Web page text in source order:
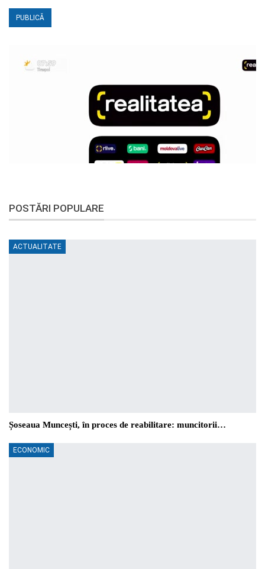
POSTĂRI POPULARE
ACTUALITATE
Șoseaua Muncești, în proces de reabilitare: muncitorii…
ECONOMIC